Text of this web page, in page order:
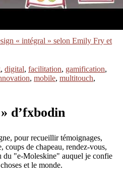
mais au delà des « profils »
« intégral » selon Emily Fry et
, digital, facilitation, gamification,
, mobile, multitouch,
d’fxbodin
pour recueillir témoignages,
coups de chapeau, rendez-vous,
"e-Moleskine" auquel je confie
et le monde.